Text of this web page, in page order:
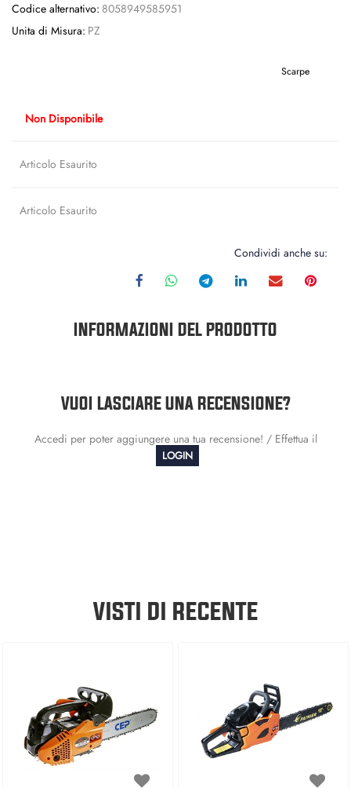
Codice alternativo: 8058949585951
Unita di Misura: PZ
Scarpe
Non Disponibile
Articolo Esaurito
Articolo Esaurito
Condividi anche su:
INFORMAZIONI DEL PRODOTTO
VUOI LASCIARE UNA RECENSIONE?
Accedi per poter aggiungere una tua recensione! / Effettua il
LOGIN
VISTI DI RECENTE